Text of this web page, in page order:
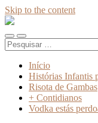
Skip to the content
Absinto
Toggle
mobile
Toggle
search
Pesquisar
por:
Início
Histórias Infantis
Risota de Gambas
+ Contidianos
Vodka estás